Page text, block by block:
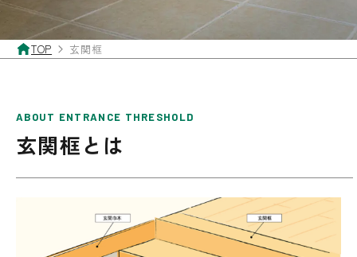
TOP 玄関框
ABOUT ENTRANCE THRESHOLD
玄関框とは